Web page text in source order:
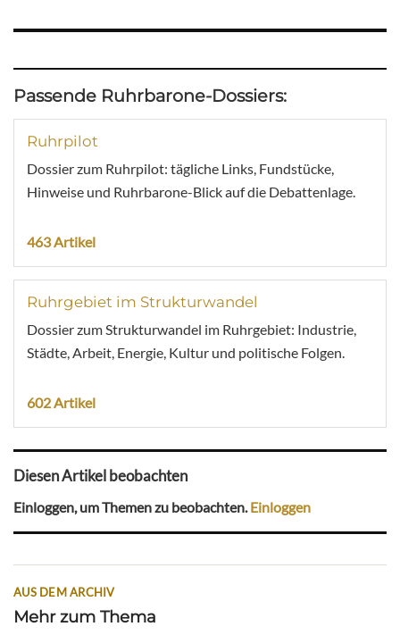
Passende Ruhrbarone-Dossiers:
Ruhrpilot
Dossier zum Ruhrpilot: tägliche Links, Fundstücke,
Hinweise und Ruhrbarone-Blick auf die Debattenlage.
463 Artikel
Ruhrgebiet im Strukturwandel
Dossier zum Strukturwandel im Ruhrgebiet: Industrie,
Städte, Arbeit, Energie, Kultur und politische Folgen.
602 Artikel
Diesen Artikel beobachten
Einloggen, um Themen zu beobachten.Einloggen
AUS DEM ARCHIV
Mehr zum Thema